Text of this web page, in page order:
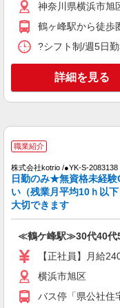
★鶴ヶ
【
給：
善手
によ
間）
手当
歓迎
ホー
時
ン代
キープ
派遣社員
株式会社トラストグロ
特別
神奈川県横浜市旭
鶴ヶ峰駅から徒歩
?シフト制/週5日
詳細を見る
職業紹介
株式会社kotrio /●YK-S-2083138
日勤のみ★無資格未経
い（残業月平均10ｈ以
大切できます
≪鶴ケ峰駅≫30代40代
【正社員】月給
横浜市旭区
バス停「県公社